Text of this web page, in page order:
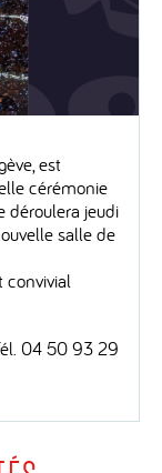
est
cérémonie
déroulera jeudi
salle de
convivial
04 50 93 29